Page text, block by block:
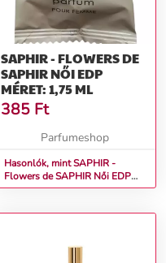
SAPHIR - FLOWERS DE
SAPHIR NŐI EDP
MÉRET: 1,75 ML
385 Ft
Parfumeshop
Hasonlók, mint SAPHIR -
Flowers de SAPHIR Női EDP
Méret: 1,75 ml